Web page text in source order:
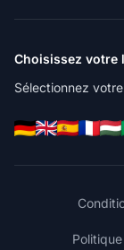
Choisissez votre
Sélectionnez